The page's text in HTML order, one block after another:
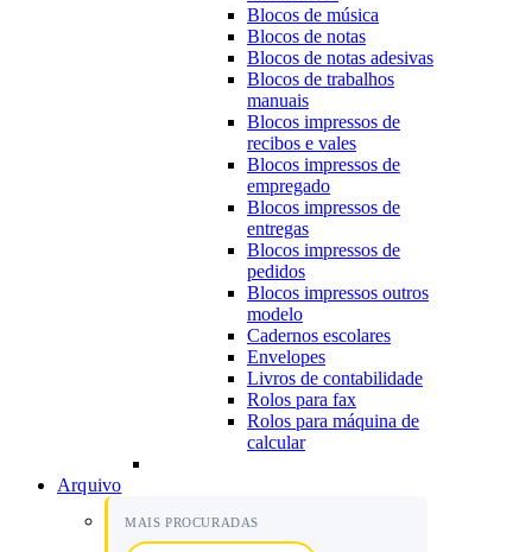
Blocos de música
Blocos de notas
Blocos de notas adesivas
Blocos de trabalhos
manuais
Blocos impressos de
recibos e vales
Blocos impressos de
empregado
Blocos impressos de
entregas
Blocos impressos de
pedidos
Blocos impressos outros
modelo
Cadernos escolares
Envelopes
Livros de contabilidade
Rolos para fax
Rolos para máquina de
calcular
Arquivo
MAIS PROCURADAS